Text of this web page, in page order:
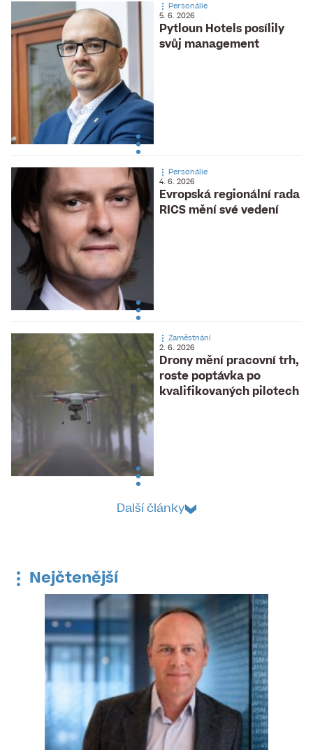
Pytloun Hotels posílily
svůj management
Personálie
5. 6. 2026
Evropská regionální rada
RICS mění své vedení
Personálie
4. 6. 2026
Drony mění pracovní trh,
roste poptávka po
kvalifikovaných pilotech
Zaměstnání
2. 6. 2026
Další články
Nejčtenější